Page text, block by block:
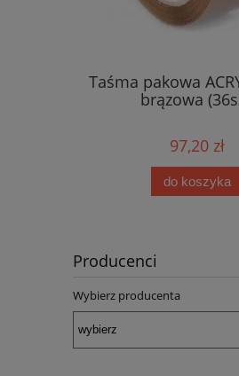
Taśma pakowa
brązowa
97,20 zł
do koszyka
Producenci
Wybierz producenta